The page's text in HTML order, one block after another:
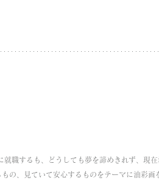
職するも、どうしても夢を諦めきれず、現
の、見ていて安心するものをテーマに油彩画